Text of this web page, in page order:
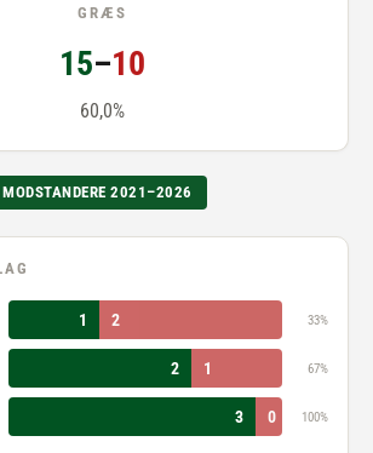
GRÆS
15–10
60,0%
MODSTANDERE 2021–2026
1 2 33%
2 1 67%
3 0 100%